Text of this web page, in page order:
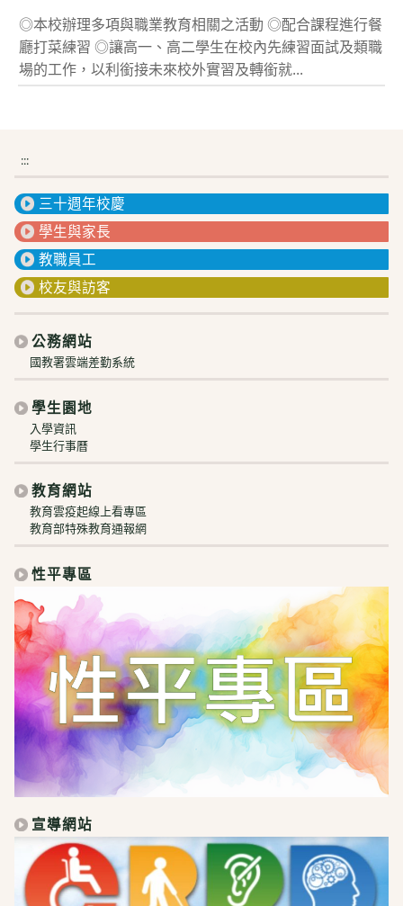
modified:
◎本校辦理多項與職業教育相關之活動 ◎配合課程進行餐
廳打菜練習 ◎讓高一、高二學生在校內先練習面試及類職
場的工作，以利銜接未來校外實習及轉銜就...
:::
三十週年校慶
學生與家長
教職員工
校友與訪客
公務網站
國教署雲端差勤系統
學生園地
入學資訊
學生行事曆
教育網站
教育雲疫起線上看專區
教育部特殊教育通報網
性平專區
宣導網站